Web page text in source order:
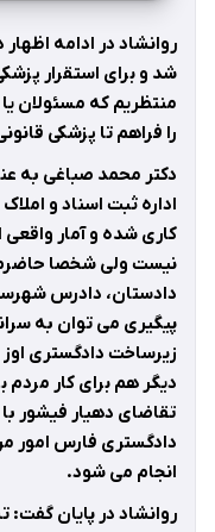
روانشاد در ادامه
شد و برای استقرار
منتظریم که مسئولان
را فراهم تا پزشکی
دکتر محمد صباغی به
اداره ثبت اسناد و
کاری شده و آمار
نیست ولی شخصا حاضرم
دادستان، دادرس
پیگیری می توان به
زیرساخت دادگستری اوز
دیگر هم برای کار مردم
تقاضای دهیار فیشور
دادگستری فارس امور
انجام می شود.
روانشاد در پایان